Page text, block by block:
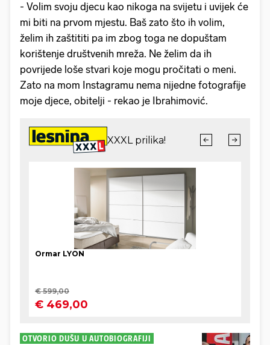
- Volim svoju djecu kao nikoga na svijetu i uvijek će
mi biti na prvom mjestu. Baš zato što ih volim,
želim ih zaštititi pa im zbog toga ne dopuštam
korištenje društvenih mreža. Ne želim da ih
povrijede loše stvari koje mogu pročitati o meni.
Zato na mom Instagramu nema nijedne fotografije
moje djece, obitelji - rekao je Ibrahimović.
OTVORIO DUŠU U AUTOBIOGRAFIJI